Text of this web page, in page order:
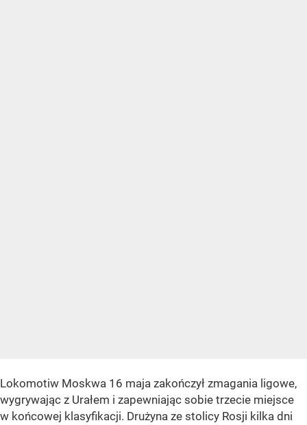
Lokomotiw Moskwa 16 maja zakończył zmagania ligowe,
wygrywając z Urałem i zapewniając sobie trzecie miejsce
w końcowej klasyfikacji. Drużyna ze stolicy Rosji kilka dni